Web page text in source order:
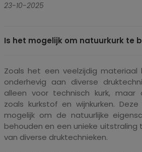
23-10-2025
Is het mogelijk om natuurkurk te
Zoals het een veelzijdig
onderhevig aan diverse
alleen voor technisch kurk, maar
zoals kurkstof en wijnkurken.
mogelijk om de natuurlijke
behouden en een unieke
van diverse druktechnieken.